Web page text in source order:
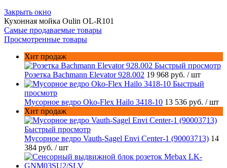
Закрыть окно
Кухонная мойка Oulin OL-R101
Самые продаваемые товары
Просмотренные товары
Хит продаж
Быстрый просмотр
Розетка Bachmann Elevator 928.002 19 968 руб. / шт
Быстрый
просмотр
Мусорное ведро Oko-Flex Hailo 3418-10 13 536 руб. / шт
Хит продаж
Быстрый просмотр
Мусорное ведро Vauth-Sagel Envi Center-1 (90003713) 14
384 руб. / шт